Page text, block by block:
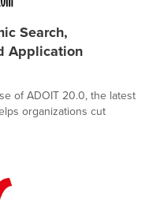
Search,
Application
of ADOIT 20.0, the latest
organizations cut